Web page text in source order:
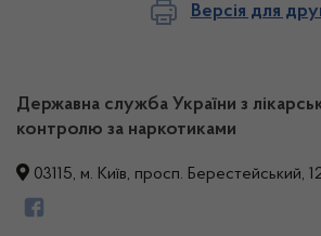
Версія для
Державна служба України з
контролю за наркотиками
03115, м. Київ, просп. Берестейський,